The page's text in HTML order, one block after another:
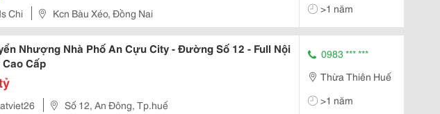
Chi Kcn Bàu Xéo, Đồng Nai
>1 năm
Nhượng Nhà Phố An Cựu City - Đường Số 12 - Full Nội
Cấp
Số 12, An Đông, Tp.huế
0983 *** ***
Thừa Thiên Huế
>1 năm